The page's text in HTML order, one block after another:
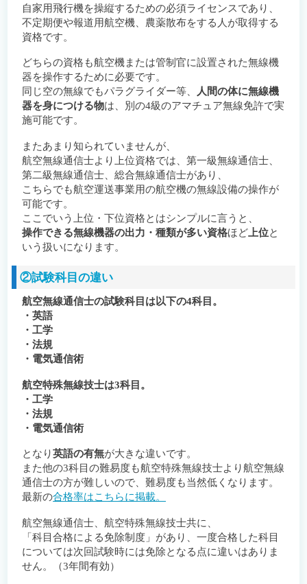
自家用飛行機を操縦するための必須ライセンスであり、
不定期便や報道用航空機、農薬散布をする人が取得する
資格です。
どちらの資格も航空機または管制官に設置された無線機
器を操作するために必要です。
同じ空の無線でもパラグライダー等、
人間の体に無線機
器を身につける物は、別の4級のアマチュア無線免許で実
施可能です。
またあまり知られていませんが、
航空無線通信士より上位資格では、第一級無線通信士、
第二級無線通信士、総合無線通信士があり、
こちらでも航空運送事業用の航空機の無線設備の操作が
可能です。
ここでいう上位・下位資格とはシンプルに言うと、
操作できる無線機器の出力・種類が多い資格ほど 上位と
いう扱いになります。
②試験科目の違い
航空無線通信士の試験科目は以下の4科目。
・英語
・工学
・法規
・電気通信術
航空特殊無線技士は3科目。
・工学
・法規
・電気通信術
となり英語の有無が大きな違いです。
また他の3科目の難易度も航空特殊無線技士より航空無線
通信士の方が難しいので、難易度も当然低くなります。
最新の合格率はこちらに掲載。
航空無線通信士、航空特殊無線技士共に、
「科目合格による免除制度」があり、一度合格した科目
については次回試験時には免除となる点に違いはありま
せん。（3年間有効）